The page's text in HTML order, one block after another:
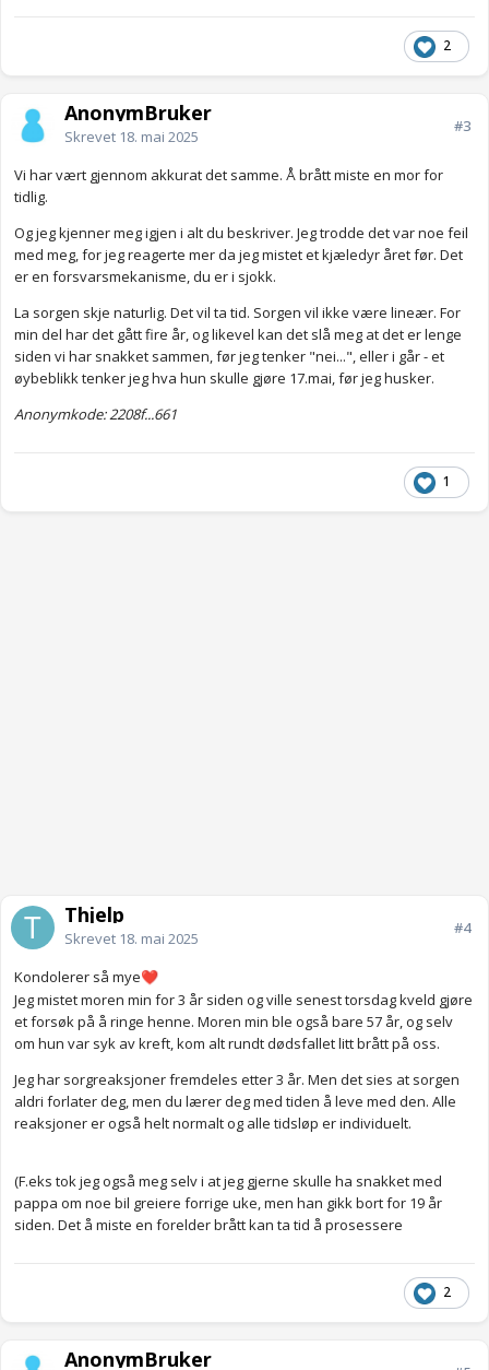
2
AnonymBruker
Skrevet 18. mai 2025
#3
Vi har vært gjennom akkurat det samme. Å brått miste en mor for
tidlig.
Og jeg kjenner meg igjen i alt du beskriver. Jeg trodde det var noe feil
med meg, for jeg reagerte mer da jeg mistet et kjæledyr året før. Det
er en forsvarsmekanisme, du er i sjokk.
La sorgen skje naturlig. Det vil ta tid. Sorgen vil ikke være lineær. For
min del har det gått fire år, og likevel kan det slå meg at det er lenge
siden vi har snakket sammen, før jeg tenker "nei...", eller i går - et
øybeblikk tenker jeg hva hun skulle gjøre 17.mai, før jeg husker.
Anonymkode: 2208f...661
1
Thjelp
Skrevet 18. mai 2025
#4
Kondolerer så mye❤️
Jeg mistet moren min for 3 år siden og ville senest torsdag kveld gjøre
et forsøk på å ringe henne. Moren min ble også bare 57 år, og selv
om hun var syk av kreft, kom alt rundt dødsfallet litt brått på oss.
Jeg har sorgreaksjoner fremdeles etter 3 år. Men det sies at sorgen
aldri forlater deg, men du lærer deg med tiden å leve med den. Alle
reaksjoner er også helt normalt og alle tidsløp er individuelt.
(F.eks tok jeg også meg selv i at jeg gjerne skulle ha snakket med
pappa om noe bil greiere forrige uke, men han gikk bort for 19 år
siden. Det å miste en forelder brått kan ta tid å prosessere
2
AnonymBruker